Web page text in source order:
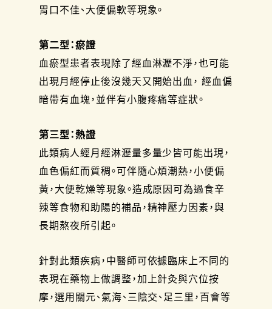
胃口不佳、大便偏軟等現象。
第二型：瘀證
血瘀型患者表現除了經血淋瀝不淨，也可能
出現月經停止後沒幾天又開始出血， 經血偏
暗帶有血塊，並伴有小腹疼痛等症狀。
第三型：熱證
此類病人經月經淋瀝量多量少皆可能出現，
血色偏紅而質稠。可伴隨心煩潮熱，小便偏
黃，大便乾燥等現象。造成原因可為過食辛
辣等食物和助陽的補品，精神壓力因素，與
長期熬夜所引起。
針對此類疾病，中醫師可依據臨床上不同的
表現在藥物上做調整，加上針灸與穴位按
摩，選用關元、氣海、三陰交、足三里，百會等